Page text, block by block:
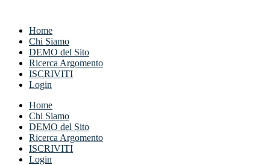
contenutoHome
Chi Siamo
DEMO del Sito
Ricerca Argomento
ISCRIVITI
Login
Home
Chi Siamo
DEMO del Sito
Ricerca Argomento
ISCRIVITI
Login